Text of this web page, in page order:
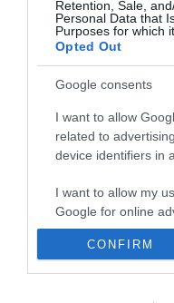
Retention, Sale,
Personal Data that
Purposes for which
Opted Out
Google consents
I want to allow
related to
device identifiers in
I want to allow my
Google for online
I want to allow
CONFIRM
Συχνότερα τα
γυναίκες και έφηβες
Τα γυναικολογικά
ηλικία είναι πολύ πιο
με τις διαταραχές της
συχνή γυναικολογική
Παράλληλα, το 40% των
γυναικολόγο ή τον
τη μορφή ερεθισμού,
17:31